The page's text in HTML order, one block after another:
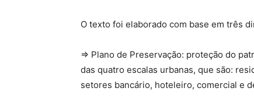
O texto foi elaborado com base em três
⇒ Plano de Preservação: proteção do
das quatro escalas urbanas, que são:
setores bancário, hoteleiro, comercial e